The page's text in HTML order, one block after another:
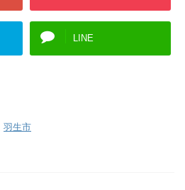
LINE
羽生市